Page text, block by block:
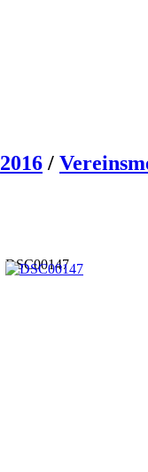
2016 /
DSC00147